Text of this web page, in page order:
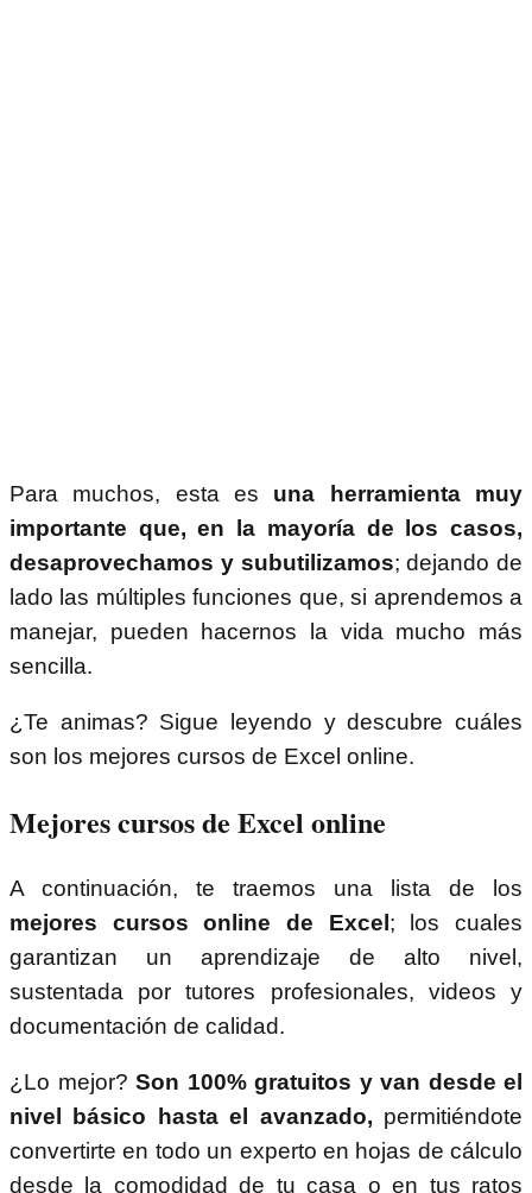
Para muchos, esta es una herramienta muy
importante que, en la mayoría de los casos,
desaprovechamos y subutilizamos; dejando de
lado las múltiples funciones que, si aprendemos a
manejar, pueden hacernos la vida mucho más
sencilla.
¿Te animas? Sigue leyendo y descubre cuáles
son los mejores cursos de Excel online.
Mejores cursos de Excel online
A continuación, te traemos una lista de los
mejores cursos online de Excel ; los cuales
garantizan un aprendizaje de alto nivel,
sustentada por tutores profesionales, videos y
documentación de calidad.
¿Lo mejor? Son 100% gratuitos y van desde el
nivel básico hasta el avanzado, permitiéndote
convertirte en todo un experto en hojas de cálculo
desde la comodidad de tu casa o en tus ratos